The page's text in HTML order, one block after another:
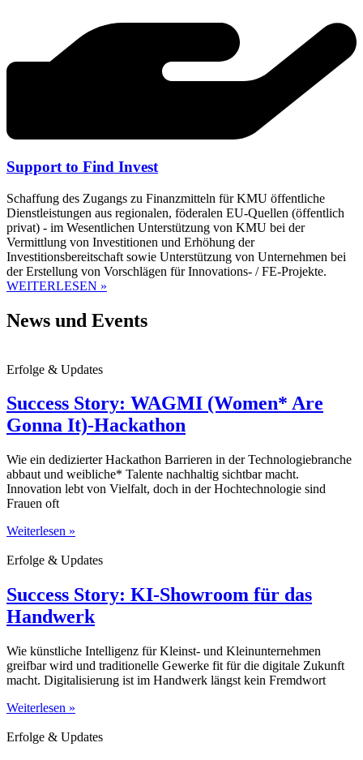
Support to Find Invest
Schaffung des Zugangs zu Finanzmitteln für KMU öffentliche
Dienstleistungen aus regionalen, föderalen EU-Quellen (öffentlich
privat) - im Wesentlichen Unterstützung von KMU bei der
Vermittlung von Investitionen und Erhöhung der
Investitionsbereitschaft sowie Unterstützung von Unternehmen bei
der Erstellung von Vorschlägen für Innovations- / FE-Projekte.
WEITERLESEN »
News und Events
Erfolge & Updates
Success Story: WAGMI (Women* Are
Gonna It)-Hackathon
Wie ein dedizierter Hackathon Barrieren in der Technologiebranche
abbaut und weibliche* Talente nachhaltig sichtbar macht.
Innovation lebt von Vielfalt, doch in der Hochtechnologie sind
Frauen oft
Weiterlesen »
Erfolge & Updates
Success Story: KI-Showroom für das
Handwerk
Wie künstliche Intelligenz für Kleinst- und Kleinunternehmen
greifbar wird und traditionelle Gewerke fit für die digitale Zukunft
macht. Digitalisierung ist im Handwerk längst kein Fremdwort
Weiterlesen »
Erfolge & Updates